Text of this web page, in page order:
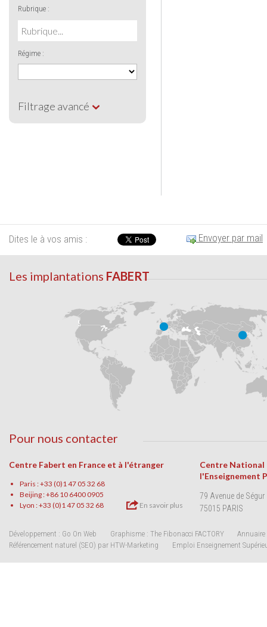
Rubrique :
Régime :
Filtrage avancé
Dites le à vos amis : Envoyer par mail
Les implantations FABERT
Pour nous contacter
Centre Fabert en France et à l'étranger
Paris : +33 (0)1 47 05 32 68
Beijing : +86 10 6400 0905
Lyon : +33 (0)1 47 05 32 68
En savoir plus
Centre National
l'Enseignement
79 Avenue de Ségur
75015 PARIS
Développement : Go On Web Graphisme : The Fibonacci FACTORY
Annuaire
Référencement naturel (SEO) par HTW-Marketing
Emploi Enseignement